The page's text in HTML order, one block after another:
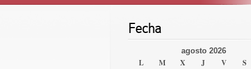
Fecha
agosto 2026
L M X J V S